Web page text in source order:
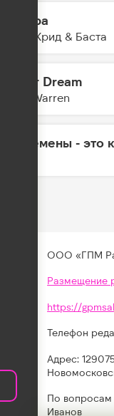
Завтра
Егор Крид & Баста
Fever Dream
Alex Warren
Перемены - это
ООО «ГПМ
Размещение
https://
Телефон
Адрес:
По вопросам
Иванов